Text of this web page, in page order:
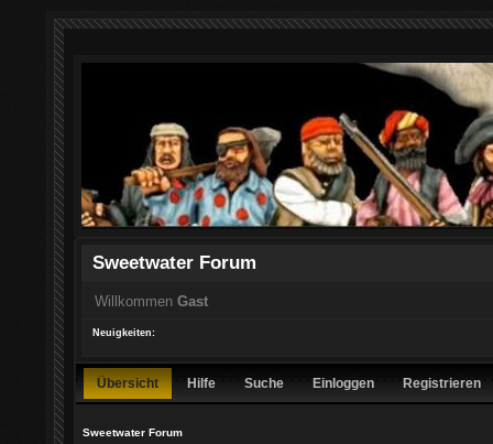
Sweetwater Forum
Willkommen Gast
Neuigkeiten:
Übersicht Hilfe Suche Einloggen Registrieren
Sweetwater Forum